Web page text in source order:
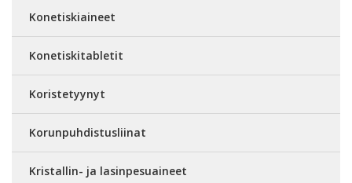
Konetiskiaineet
Konetiskitabletit
Koristetyynyt
Korunpuhdistusliinat
Kristallin- ja lasinpesuaineet